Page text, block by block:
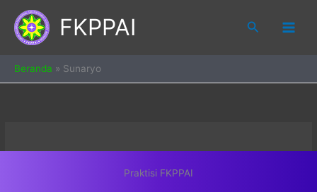
content
FKPPAI Search
Beranda » Sunaryo
Praktisi FKPPAI